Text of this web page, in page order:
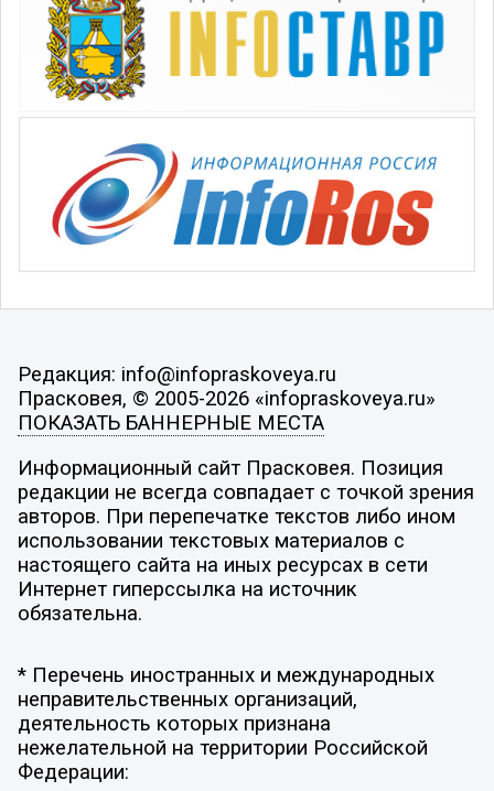
Редакция: info@infopraskoveya.ru
Прасковея, © 2005-2026 «infopraskoveya.ru»
ПОКАЗАТЬ БАННЕРНЫЕ МЕСТА
Информационный сайт Прасковея. Позиция
редакции не всегда совпадает с точкой зрения
авторов. При перепечатке текстов либо ином
использовании текстовых материалов с
настоящего сайта на иных ресурсах в сети
Интернет гиперссылка на источник
обязательна.
* Перечень иностранных и международных
неправительственных организаций,
деятельность которых признана
нежелательной на территории Российской
Федерации: